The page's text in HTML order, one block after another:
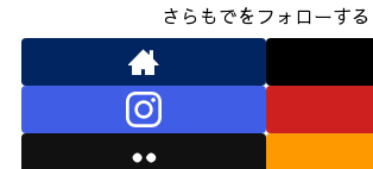
さらもでをフォローする